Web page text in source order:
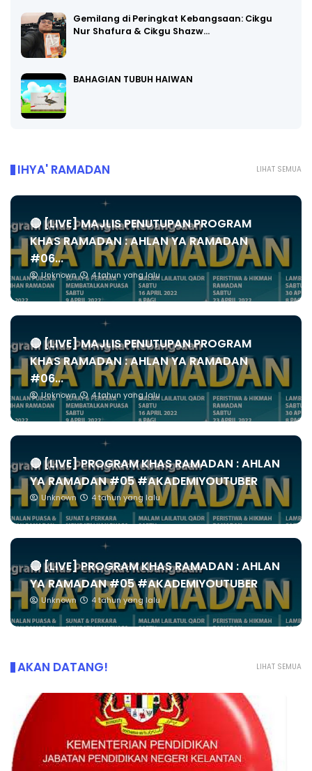
Gemilang di Peringkat Kebangsaan: Cikgu
Nur Shafura & Cikgu Shazw…
BAHAGIAN TUBUH HAIWAN
LIHAT SEMUA
IHYA' RAMADAN
🔴 [LIVE] MAJLIS PENUTUPAN PROGRAM
KHAS RAMADAN : AHLAN YA RAMADAN
#06...
Unknown 4 tahun yang lalu
🔴 [LIVE] MAJLIS PENUTUPAN PROGRAM
KHAS RAMADAN : AHLAN YA RAMADAN
#06...
Unknown 4 tahun yang lalu
🔴 [LIVE] PROGRAM KHAS RAMADAN : AHLAN
YA RAMADAN #05 #AKADEMIYOUTUBER
Unknown 4 tahun yang lalu
🔴 [LIVE] PROGRAM KHAS RAMADAN : AHLAN
YA RAMADAN #05 #AKADEMIYOUTUBER
Unknown 4 tahun yang lalu
LIHAT SEMUA
AKAN DATANG!